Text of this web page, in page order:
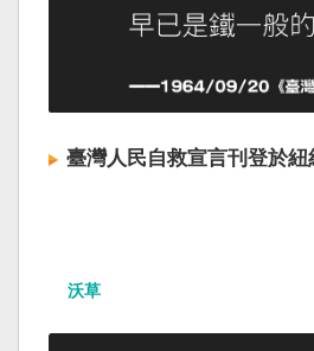
臺灣人民自救宣言刊登於紐
沃草